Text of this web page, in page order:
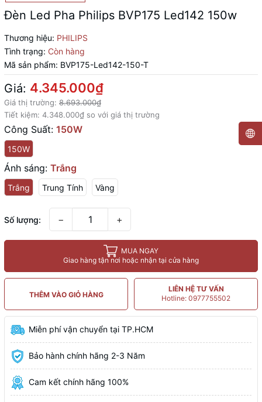
Đèn Led Pha Philips BVP175 Led142 150w
Thương hiệu: PHILIPS
Tình trạng: Còn hàng
Mã sản phẩm: BVP175-Led142-150-T
Giá: 4.345.000₫
Giá thị trường: 8.693.000₫
Tiết kiệm: 4.348.000₫ so với giá thị trường
Công Suất: 150W
150W
Ánh sáng: Trắng
Trắng Trung Tính Vàng
Số lượng: − +
MUA NGAY
Giao hàng tận nơi hoặc nhận tại cửa hàng
THÊM VÀO GIỎ HÀNG
LIÊN HỆ TƯ VẤN
Hotline: 0977755502
Miễn phí vận chuyển tại TP.HCM
Bảo hành chính hãng 2-3 Năm
Cam kết chính hãng 100%